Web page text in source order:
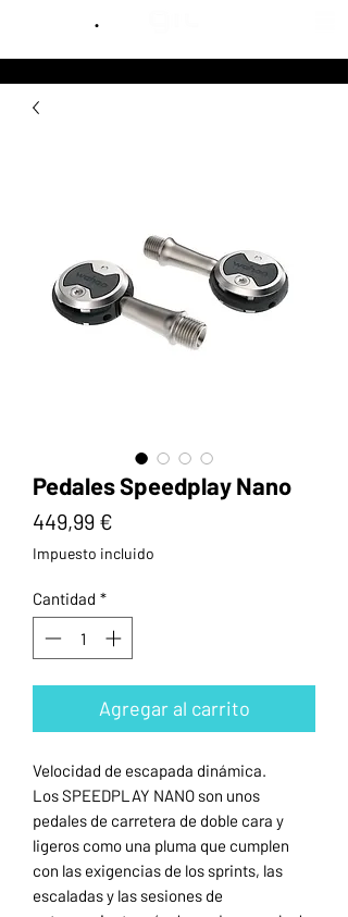
.
Pedales Speedplay Nano
449,99 €
Impuesto incluido
Cantidad *
Agregar al carrito
Velocidad de escapada dinámica.
Los SPEEDPLAY NANO son unos
pedales de carretera de doble cara y
ligeros como una pluma que cumplen
con las exigencias de los sprints, las
escaladas y las sesiones de